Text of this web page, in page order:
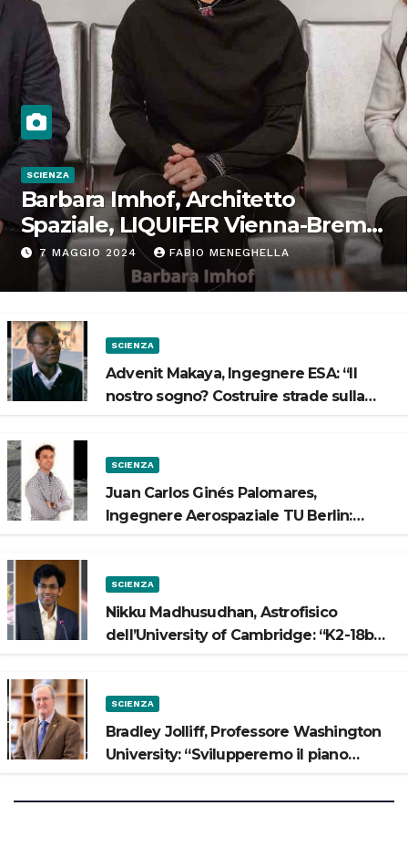
SCIENZA
Barbara Imhof, Architetto
Spaziale, LIQUIFER Vienna-Brema:
“Progettiamo habitat per lo
Spazio”
7 MAGGIO 2024 FABIO MENEGHELLA
SCIENZA
Advenit Makaya, Ingegnere ESA: “Il
nostro sogno? Costruire strade sulla
SCIENZA
Juan Carlos Ginés Palomares,
Ingegnere Aerospaziale TU Berlin:
SCIENZA
Nikku Madhusudhan, Astrofisico
dell’University of Cambridge: “K2-18b
SCIENZA
Bradley Jolliff, Professore Washington
University: “Svilupperemo il piano